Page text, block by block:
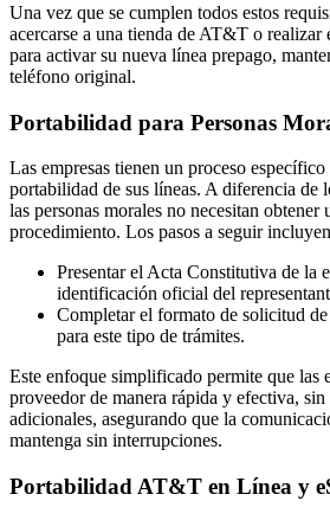
Una vez que se cumplen todos estos
acercarse a una tienda de AT&T o realizar
para activar su nueva línea prepago,
teléfono original.
Portabilidad para Personas
Las empresas tienen un proceso
portabilidad de sus líneas. A diferencia de
las personas morales no necesitan
procedimiento. Los pasos a seguir
Presentar el Acta Constitutiva de la
identificación oficial del
Completar el formato de solicitud
para este tipo de trámites.
Este enfoque simplificado permite que las
proveedor de manera rápida y efectiva,
adicionales, asegurando que la
mantenga sin interrupciones.
Portabilidad AT&T en Línea y